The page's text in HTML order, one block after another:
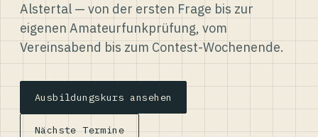
Alstertal — von der ersten Frage bis zur
eigenen Amateurfunkprüfung, vom
Vereinsabend bis zum Contest-Wochenende.
Ausbildungskurs ansehen
Nächste Termine